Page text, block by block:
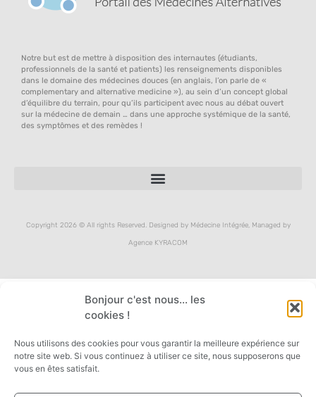
Bonjour c'est nous... les
cookies !
Nous utilisons des cookies pour vous garantir la meilleure expérience sur
notre site web. Si vous continuez à utiliser ce site, nous supposerons que
vous en êtes satisfait.
Notre but est de mettre à disposition des internautes (étudiants,
professionnels de la santé et patients) les renseignements disponibles
dans le domaine des médecines douces (en anglais, l’on parle de «
complementary and alternative medicine »), au sein d’un concept global
d’équilibre du terrain, pour qu’ils participent avec nous au débat ouvert
sur la médecine de demain … dans une approche systémique de la santé,
des symptômes et des remèdes !
Copyright 2026 © All rights Reserved. Designed by Médecine Intégrée, Managed by
Agence KYRACOM